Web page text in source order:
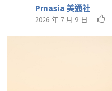
Prnasia 美通社
2026 年 7 月 9 日